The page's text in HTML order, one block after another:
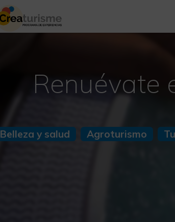
Renuévate
Belleza y salud Agroturismo